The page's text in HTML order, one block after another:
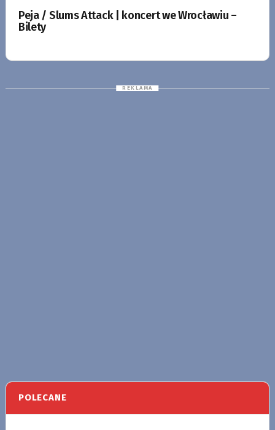
Peja / Slums Attack | koncert we Wrocławiu –
Bilety
POLECANE